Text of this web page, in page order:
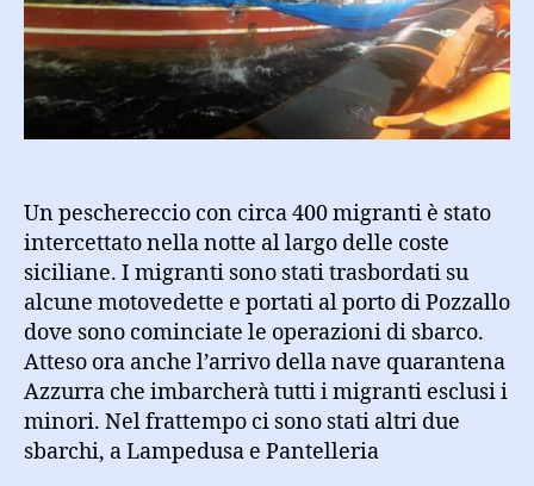
dalle
motovedette
nella
notte
sono
Pozzallo
Un peschereccio con circa 400 migranti è stato
intercettato nella notte al largo delle coste
siciliane. I migranti sono stati trasbordati su
alcune motovedette e portati al porto di Pozzallo
dove sono cominciate le operazioni di sbarco.
Atteso ora anche l’arrivo della nave quarantena
Azzurra che imbarcherà tutti i migranti esclusi i
minori. Nel frattempo ci sono stati altri due
sbarchi, a Lampedusa e Pantelleria